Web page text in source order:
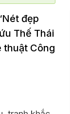
đẹp
Thế Thái
thuật Công